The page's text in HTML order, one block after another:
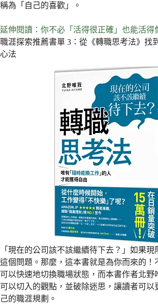
稱為「自己的喜歡」。
延伸閱讀：你不必「活得很正確」也能活得
職涯探索推薦書單 3：從《轉職思考法》找
心法
「現在的公司該不該繼續待下去？」如果
這個問題。那麼，這本書就是為你而來的！
可以快速地切換職場狀態，而本書作者北野
可以切入的觀點，並破除迷思，讓讀者可以
己的職涯規劃。